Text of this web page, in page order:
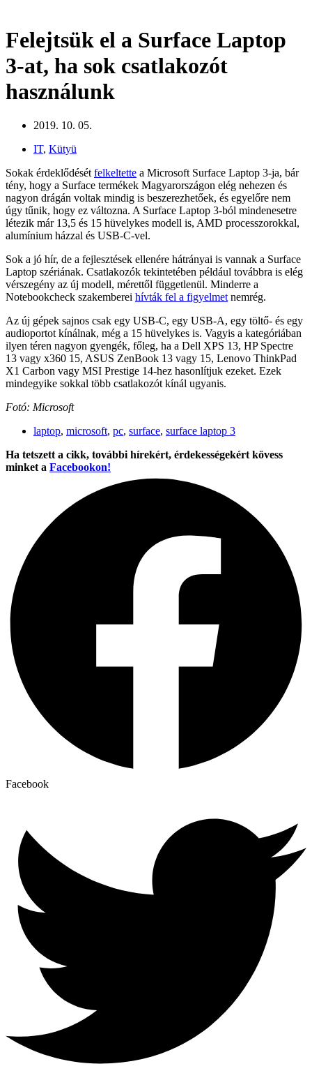
Felejtsük el a Surface Laptop
3-at, ha sok csatlakozót
használunk
2019. 10. 05.
IT, Kütyü
Sokak érdeklődésétfelkeltette a Microsoft Surface Laptop 3-ja, bár
tény, hogy a Surface termékek Magyarországon elég nehezen és
nagyon drágán voltak mindig is beszerezhetőek, és egyelőre nem
úgy tűnik, hogy ez változna. A Surface Laptop 3-ból mindenesetre
létezik már 13,5 és 15 hüvelykes modell is, AMD processzorokkal,
alumínium házzal és USB-C-vel.
Sok a jó hír, de a fejlesztések ellenére hátrányai is vannak a Surface
Laptop szériának. Csatlakozók tekintetében például továbbra is elég
vérszegény az új modell, mérettől függetlenül. Minderre a
Notebookcheck szakemberei hívták fel a figyelmetnemrég.
Az új gépek sajnos csak egy USB-C, egy USB-A, egy töltő- és egy
audioportot kínálnak, még a 15 hüvelykes is. Vagyis a kategóriában
ilyen téren nagyon gyengék, főleg, ha a Dell XPS 13, HP Spectre
13 vagy x360 15, ASUS ZenBook 13 vagy 15, Lenovo ThinkPad
X1 Carbon vagy MSI Prestige 14-hez hasonlítjuk ezeket. Ezek
mindegyike sokkal több csatlakozót kínál ugyanis.
Fotó: Microsoft
laptop, microsoft, pc, surface, surface laptop 3
Ha tetszett a cikk, további hírekért, érdekességekért kövess
minket a Facebookon!
Facebook